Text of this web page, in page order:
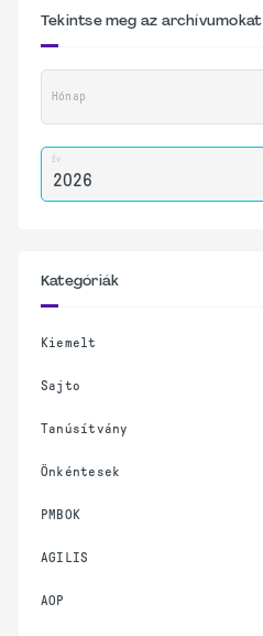
Kategóriák
Kiemelt
Sajto
Tanúsítvány
Önkéntesek
PMBOK
AGILIS
AOP
Tekintse meg az archívumokat
Hónap
Év